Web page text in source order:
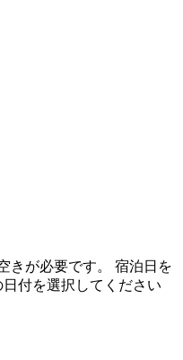
きが必要です。 宿泊日を
付を選択してください